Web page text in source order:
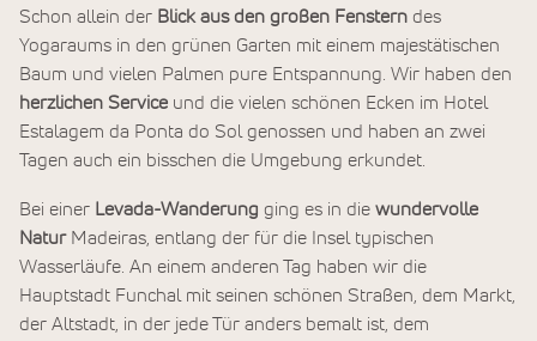
Schon allein der Blick aus den großen Fenstern des
Yogaraums in den grünen Garten mit einem majestätischen
Baum und vielen Palmen pure Entspannung. Wir haben den
herzlichen Service und die vielen schönen Ecken im Hotel
Estalagem da Ponta do Sol genossen und haben an zwei
Tagen auch ein bisschen die Umgebung erkundet.
Bei einer Levada-Wanderung ging es in die wundervolle
Natur Madeiras, entlang der für die Insel typischen
Wasserläufe. An einem anderen Tag haben wir die
Hauptstadt Funchal mit seinen schönen Straßen, dem Markt,
der Altstadt, in der jede Tür anders bemalt ist, dem